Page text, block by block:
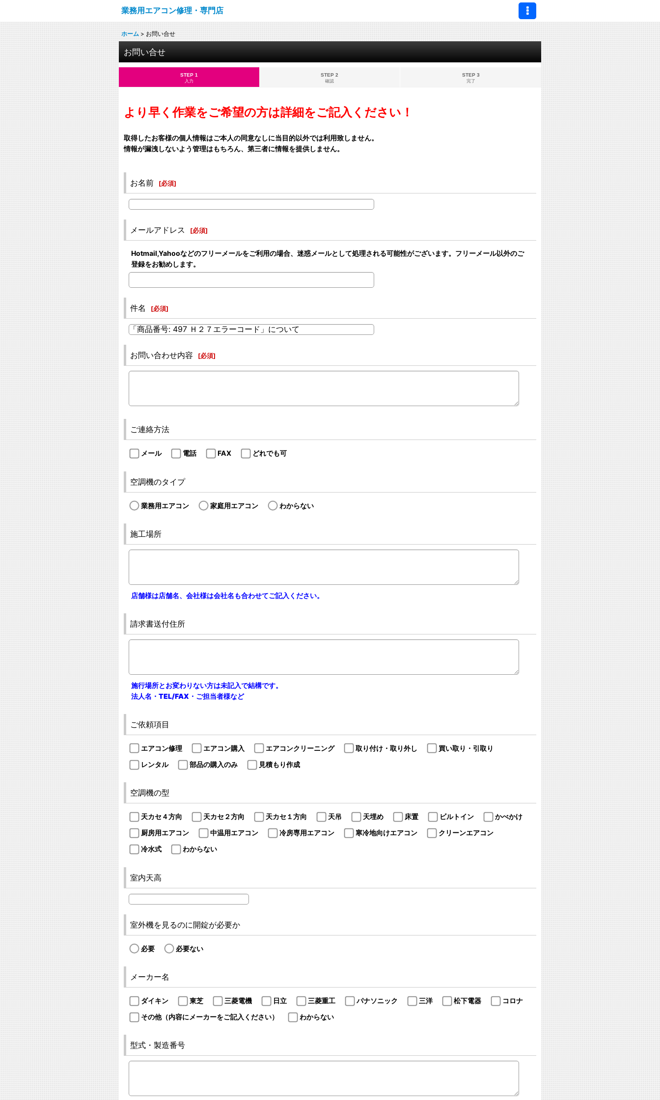
業務用エアコン修理・専門店
ホーム > お問い合せ
お問い合せ
STEP 1
入力
STEP 2
確認
STEP 3
完了
より早く作業をご希望の方は詳細をご記入ください！
取得したお客様の個人情報はご本人の同意なしに当目的以外では利用致しません。
情報が漏洩しないよう管理はもちろん、第三者に情報を提供しません。
お名前 [必須]
メールアドレス [必須]
Hotmail,Yahooなどのフリーメールをご利用の場合、迷惑メールとして処理される可能性がございます。フリーメール以外のご
登録をお勧めします。
件名 [必須]
お問い合わせ内容 [必須]
ご連絡方法
メール 電話 FAX どれでも可
空調機のタイプ
業務用エアコン 家庭用エアコン わからない
施工場所
店舗様は店舗名、会社様は会社名も合わせてご記入ください。
請求書送付住所
施行場所とお変わりない方は未記入で結構です。
法人名・TEL/FAX・ご担当者様など
ご依頼項目
エアコン修理 エアコン購入 エアコンクリーニング 取り付け・取り外し
買い取り・引取り
レンタル
部品の購入のみ 見積もり作成
空調機の型
天カセ４方向 天カセ２方向 天カセ１方向 天吊 天埋め 床置 ビルトイン
かべかけ
厨房用エアコン
中温用エアコン 冷房専用エアコン 寒冷地向けエアコン
クリーンエアコン
冷水式
わからない
室内天高
室外機を見るのに開錠が必要か
必要 必要ない
メーカー名
ダイキン 東芝 三菱電機 日立 三菱重工 パナソニック 三洋 松下電器
コロナ
その他（内容にメーカーをご記入ください）
わからない
型式・製造番号